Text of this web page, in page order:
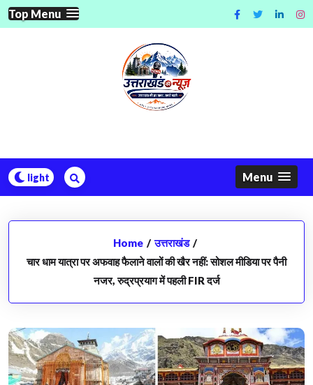
Skip
to
Top Menu
Menu
Home / उत्तराखंड /
चार धाम यात्रा पर अफवाह फैलाने वालों की खैर नहीं: सोशल मीडिया पर पैनी
नजर, रुद्रप्रयाग में पहली FIR दर्ज